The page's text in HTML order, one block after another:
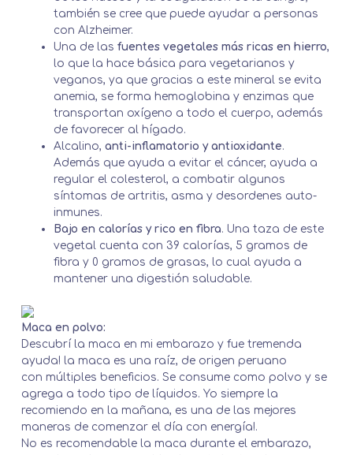
también se cree que puede ayudar a personas
con Alzheimer.
Una de lasfuentes vegetales más ricas en hierro,
lo que la hace básica para vegetarianos y
veganos, ya que gracias a este mineral se evita
anemia, se forma hemoglobina y enzimas que
transportan oxígeno a todo el cuerpo, además
de favorecer al hígado.
Alcalino,anti-inflamatorio y antioxidante.
Además que ayuda a evitar el cáncer, ayuda a
regular el colesterol, a combatir algunos
síntomas de artritis, asma y desordenes auto-
inmunes.
Bajo en calorías y rico en fibra. Una taza de este
vegetal cuenta con 39 calorías, 5 gramos de
fibra y 0 gramos de grasas, lo cual ayuda a
mantener una digestión saludable.
Maca en polvo:
Descubrí la maca en mi embarazo y fue tremenda
ayuda! la maca es una raíz, de origen peruano
con múltiples beneficios. Se consume como polvo y se
agrega a todo tipo de líquidos. Yo siempre la
recomiendo en la mañana, es una de las mejores
maneras de comenzar el día con energía!.
No es recomendable la maca durante el embarazo,